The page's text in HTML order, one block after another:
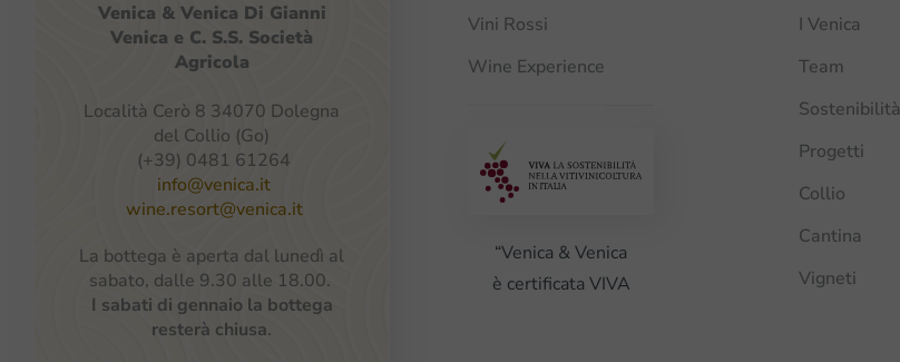
Venica & Venica Di Gianni
Venica e C. S.S. Società
Agricola
Località Cerò 8 34070 Dolegna
del Collio (Go)
(+39) 0481 61264
info@venica.it
wine.resort@venica.it
La bottega è aperta dal lunedì al
sabato, dalle 9.30 alle 18.00.
I sabati di gennaio la bottega
resterà chiusa.
Vini Rossi
Wine Experience
“Venica & Venica
è certificata VIVA
I Venica
Team
Sostenibilità
Progetti
Collio
Cantina
Vigneti